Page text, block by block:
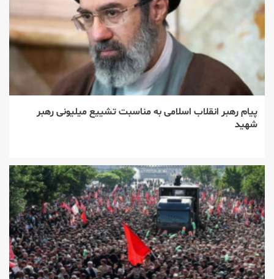
پیام رهبر انقلاب اسلامی به مناسبت تشییع میلیونی رهبر
شهید